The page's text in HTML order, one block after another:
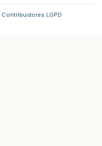
Contribuidores LGPD